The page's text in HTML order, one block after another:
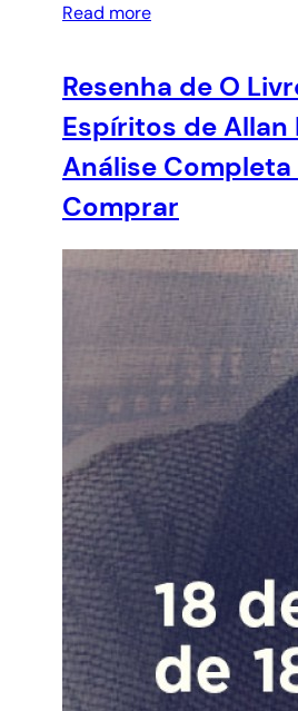
Read more
Resenha de O
Espíritos de Allan
Análise Completa
Comprar